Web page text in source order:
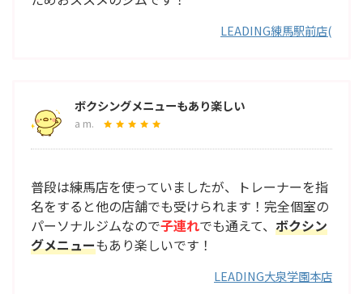
LEADING練馬駅前店(
ボクシングメニューもあり楽しい
a m.
普段は練馬店を使っていましたが、トレーナーを指
名をすると他の店舗でも受けられます！完全個室の
パーソナルジムなので子連れでも通えて、 ボクシン
グメニューもあり楽しいです！
LEADING大泉学園本店